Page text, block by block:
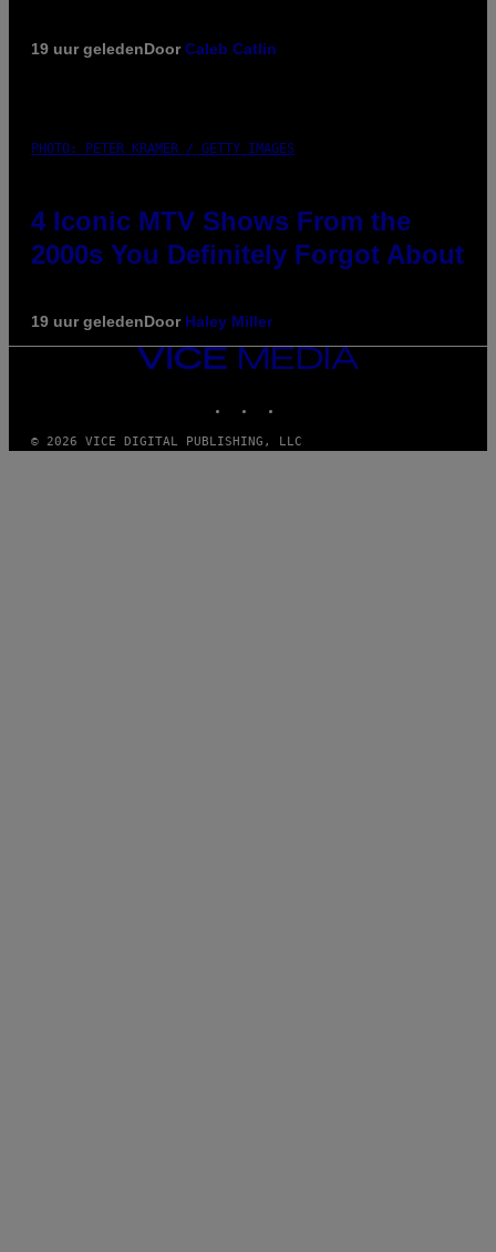
19 uur geledenDoorCaleb Catlin
PHOTO: PETER KRAMER / GETTY IMAGES
4 Iconic MTV Shows From the
2000s You Definitely Forgot About
19 uur geledenDoor Haley Miller
VICE
MEDIA
© 2026 VICE DIGITAL PUBLISHING, LLC